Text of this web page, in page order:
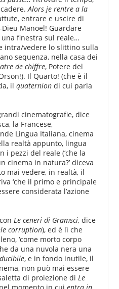
Alors je rentre a la
entrare e uscire di
Manoel! Guardare
finestra sul reale…
intra/vedere lo slittino sulla
sequenza, nella casa dei
de chiffre, Potere del
Il Quarto! (che è il
ilquaternion di cui parla
cinematografie, dice
la Francese,
Lingua Italiana, cinema
realtà appunto, lingua
i pezzi del reale (‘che la
cinema in natura?’ diceva
mai vedere, in realtà, il
‘che il primo e principale
considerata l’azione
Le ceneri di Gramsci, dice
corruption), ed è lì che
‘come morto corpo
da una nuvola nera una
, e in fondo inutile, il
non può mai essere
di proiezione diLe